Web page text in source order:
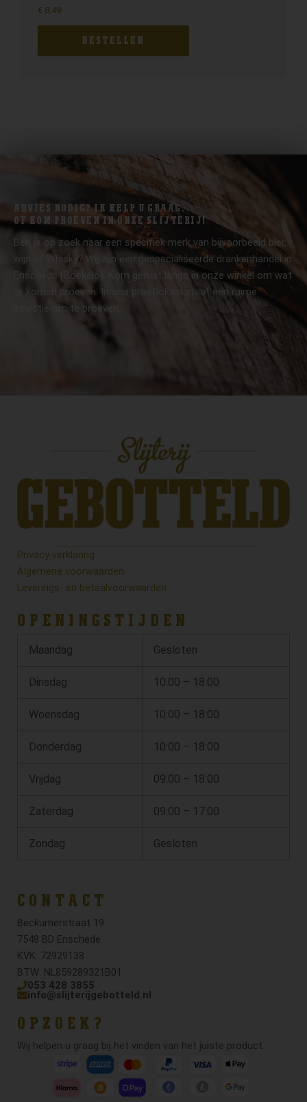
€ 8,49
BESTELLEN
ADVIES NODIG? IK HELP U GRAAG.
OF KOM PROEVEN IN ONZE SLIJTERIJ!
Ben je op zoek naar een specifiek merk van bijvoorbeeld bier,
wijn of Whisky? Wij zijn een gespecialiseerde drankenhandel in
Enschede (Boekelo). Kom gerust langs in onze winkel om wat
te komen proeven. In ons proeflokaal staat een ruime
selectie om te proeven.
Privacy verklaring
Algemene voorwaarden
Leverings- en betaalvoorwaarden
OPENINGSTIJDEN
Maandag Gesloten
Dinsdag 10:00 – 18:00
Woensdag 10:00 – 18:00
Donderdag 10:00 – 18:00
Vrijdag 09:00 – 18:00
Zaterdag 09:00 – 17:00
Zondag Gesloten
CONTACT
Beckumerstraat 19
7548 BD Enschede
KVK: 72929138
BTW: NL859289321B01
053 428 3855
info@slijterijgebotteld.nl
OPZOEK?
Wij helpen u graag bij het vinden van het juiste product.